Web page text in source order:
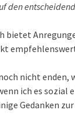
den
bietet
nicht enden,
ich es sozial
Gedanken